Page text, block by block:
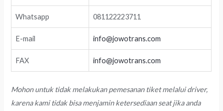
Whatsapp 081122223711
E-mail info@jowotrans.com
FAX info@jowotrans.com
Mohon untuk tidak melakukan pemesanan tiket melalui driver,
karena kami tidak bisa menjamin ketersediaan seat jika anda